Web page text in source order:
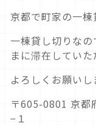
京都で町家の一棟
一棟貸し切りな
まに滞在してい
よろしくお願いし
〒605-0801 京都
−１